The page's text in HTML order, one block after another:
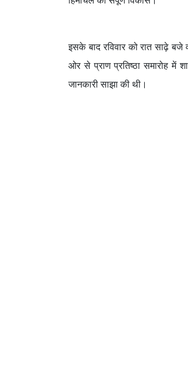
इसके बाद रविवार को रात साढ़े बजे
ओर से प्राण प्रतिष्ठा समारोह में
जानकारी साझा की थी।